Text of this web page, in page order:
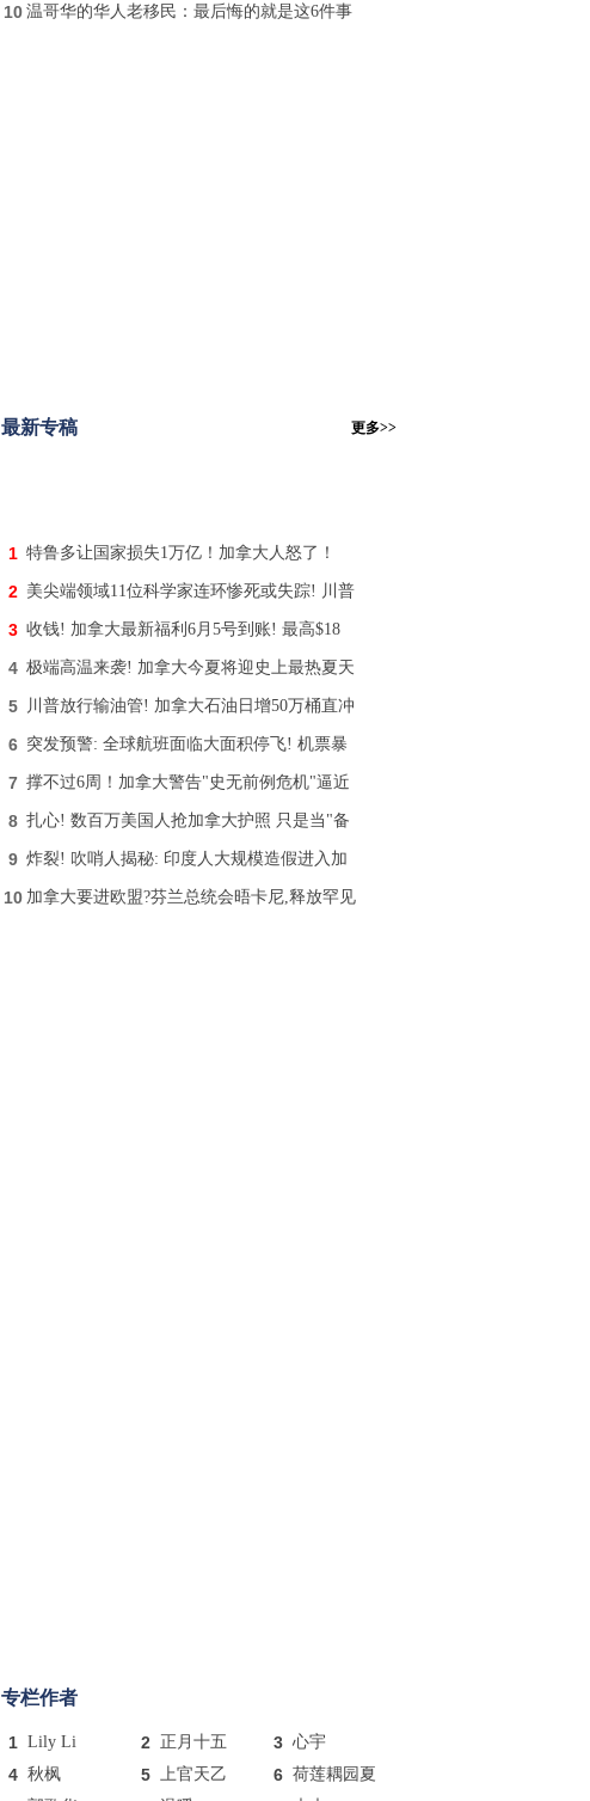
10 温哥华的华人老移民：最后悔的就是这6件事
最新专稿 更多>>
1 特鲁多让国家损失1万亿！加拿大人怒了！
2 美尖端领域11位科学家连环惨死或失踪! 川普
3 收钱! 加拿大最新福利6月5号到账! 最高$18
4 极端高温来袭! 加拿大今夏将迎史上最热夏天
5 川普放行输油管! 加拿大石油日增50万桶直冲
6 突发预警: 全球航班面临大面积停飞! 机票暴
7 撑不过6周！加拿大警告"史无前例危机"逼近
8 扎心! 数百万美国人抢加拿大护照 只是当"备
9 炸裂! 吹哨人揭秘: 印度人大规模造假进入加
10 加拿大要进欧盟?芬兰总统会晤卡尼,释放罕见
专栏作者
1 Lily Li 2 正月十五 3 心宇
4 秋枫 5 上官天乙 6 荷莲耦园夏